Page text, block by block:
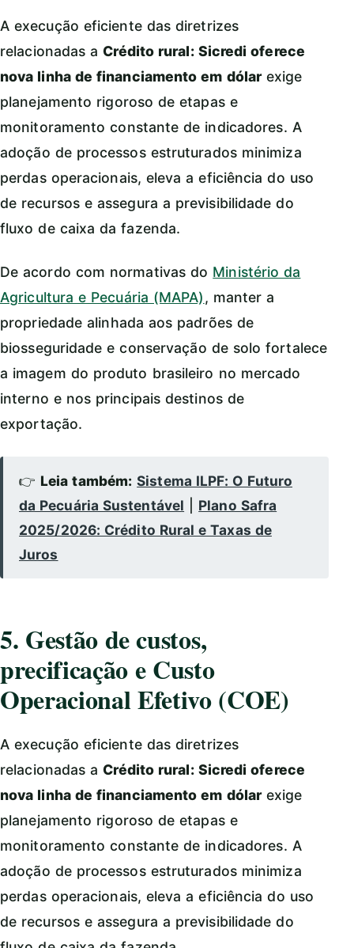
A execução eficiente das diretrizes
relacionadas aCrédito rural: Sicredi oferece
nova linha de financiamento em dólarexige
planejamento rigoroso de etapas e
monitoramento constante de indicadores. A
adoção de processos estruturados minimiza
perdas operacionais, eleva a eficiência do uso
de recursos e assegura a previsibilidade do
fluxo de caixa da fazenda.
De acordo com normativas do Ministério da
Agricultura e Pecuária (MAPA), manter a
propriedade alinhada aos padrões de
biosseguridade e conservação de solo fortalece
a imagem do produto brasileiro no mercado
interno e nos principais destinos de
exportação.
👉 Leia também: Sistema ILPF: O Futuro
da Pecuária Sustentável
Plano Safra
2025/2026: Crédito Rural e Taxas de
Juros
5. Gestão de custos,
precificação e Custo
Operacional Efetivo (COE)
A execução eficiente das diretrizes
relacionadas aCrédito rural: Sicredi oferece
nova linha de financiamento em dólarexige
planejamento rigoroso de etapas e
monitoramento constante de indicadores. A
adoção de processos estruturados minimiza
perdas operacionais, eleva a eficiência do uso
de recursos e assegura a previsibilidade do